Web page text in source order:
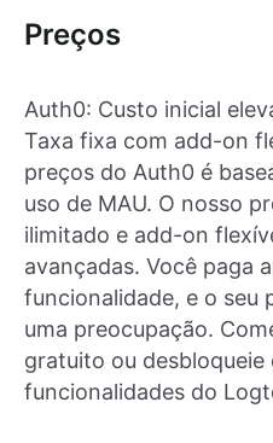
Preços
Auth0: Custo inicial
Taxa fixa com add-on
preços do Auth0 é
uso de MAU. O nosso
ilimitado e add-on
avançadas. Você paga
funcionalidade, e o seu
uma preocupação.
gratuito ou
funcionalidades do